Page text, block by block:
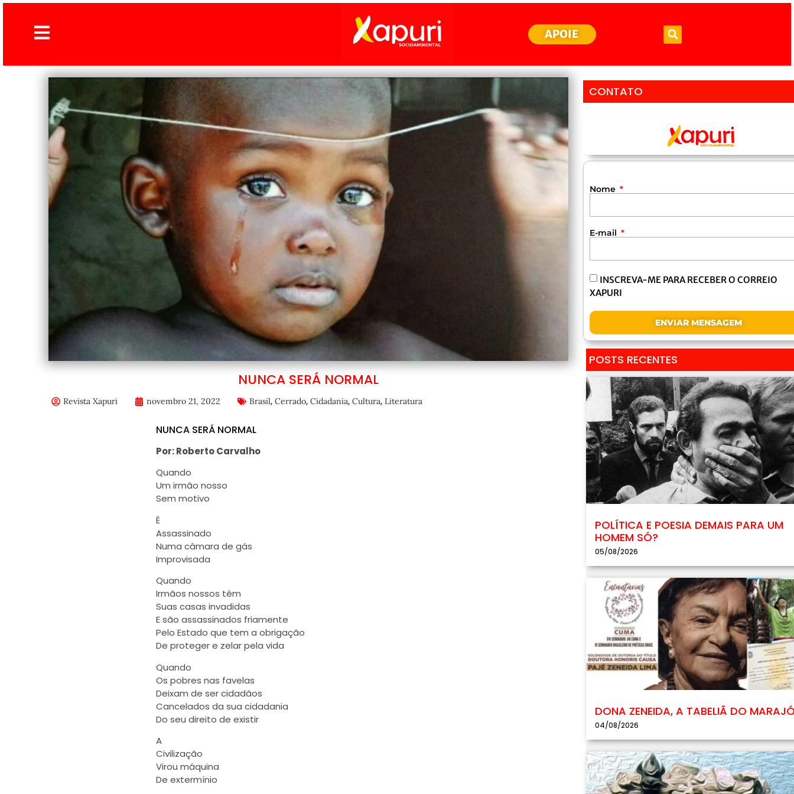
APOIE
NUNCA SERÁ NORMAL
Revista Xapuri novembro 21, 2022 Brasil, Cerrado, Cidadania, Cultura, Literatura
NUNCA SERÁ NORMAL
Por: Roberto Carvalho
Quando
Um irmão nosso
Sem motivo
É
Assassinado
Numa câmara de gás
Improvisada
Quando
Irmãos nossos têm
Suas casas invadidas
E são assassinados friamente
Pelo Estado que tem a obrigação
De proteger e zelar pela vida
Quando
Os pobres nas favelas
Deixam de ser cidadãos
Cancelados da sua cidadania
Do seu direito de existir
A
Civilização
Virou máquina
De extermínio
CONTATO
Nome
E-mail
INSCREVA-ME PARA RECEBER O CORREIO
XAPURI
ENVIAR MENSAGEM
POSTS RECENTES
POLÍTICA E POESIA DEMAIS PARA UM
HOMEM SÓ?
05/08/2026
DONA ZENEIDA, A TABELIÃ DO
04/08/2026